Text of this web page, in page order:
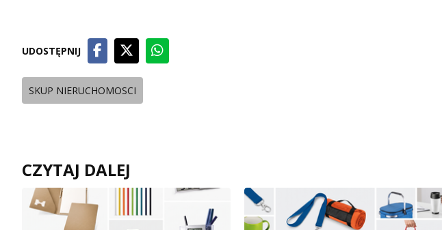
UDOSTĘPNIJ
SKUP NIERUCHOMOSCI
CZYTAJ DALEJ